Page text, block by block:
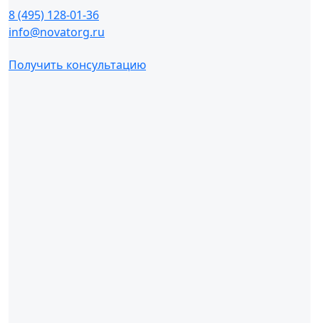
8 (495) 128-01-36
info@novatorg.ru
Получить консультацию